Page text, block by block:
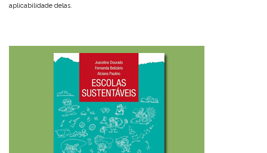
aplicabilidade delas.